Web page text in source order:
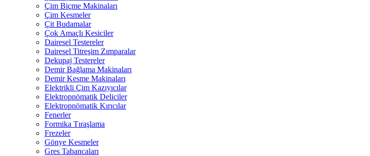
Çim Biçme Makinaları
Çim Kesmeler
Çit Budamalar
Çok Amaçlı Kesiciler
Dairesel Testereler
Dairesel Titreşim Zımparalar
Dekupaj Testereler
Demir Bağlama Makinaları
Demir Kesme Makinaları
Elektrikli Çim Kazıyıcılar
Elektropnömatik Deliciler
Elektropnömatik Kırıcılar
Fenerler
Formika Tıraşlama
Frezeler
Gönye Kesmeler
Gres Tabancaları